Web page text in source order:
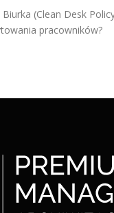
(Clean Desk
pracowników?